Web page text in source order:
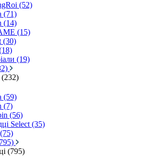
(52)
(71)
(14)
(15)
(30)
(19)
(232)
(59)
(7)
(56)
Select (35)
(75)
(795)